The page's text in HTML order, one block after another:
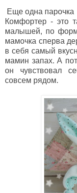
Еще одна
Комфортер - это
малышей, по
мамочка сперва
в себя самый
мамин запах. А
он чувствовал
совсем рядом.